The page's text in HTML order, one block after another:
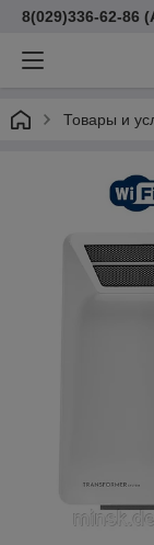
8(029)336-62-86
Товары и